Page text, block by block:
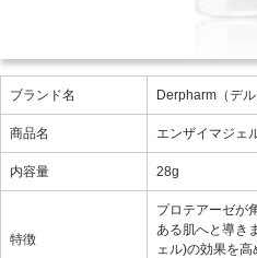
ブランド名 Derpharm（デル
商品名 エンザイマジェ
内容量 28g
特徴
プロテアーゼが
ある肌へと導き
ェル)の効果を